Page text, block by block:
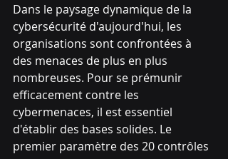
Dans le paysage dynamique de la
cybersécurité d'aujourd'hui, les
organisations sont confrontées à
des menaces de plus en plus
nombreuses. Pour se prémunir
efficacement contre les
cybermenaces, il est essentiel
d'établir des bases solides. Le
premier paramètre des 20 contrôles